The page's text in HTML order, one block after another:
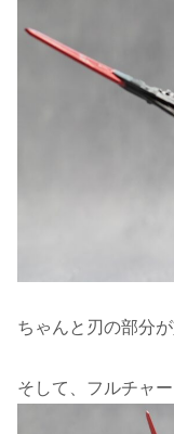
ちゃんと刃の部分
そして、フルチャ